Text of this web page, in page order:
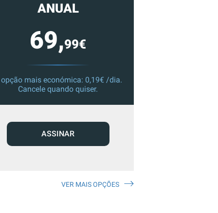
ANUAL
69,99€
mais económica: 0,19€ /dia.
Cancele quando quiser.
ASSINAR
VER MAIS OPÇÕES